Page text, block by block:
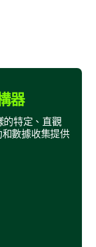
。）
器
的特定、直觀
數據收集提供